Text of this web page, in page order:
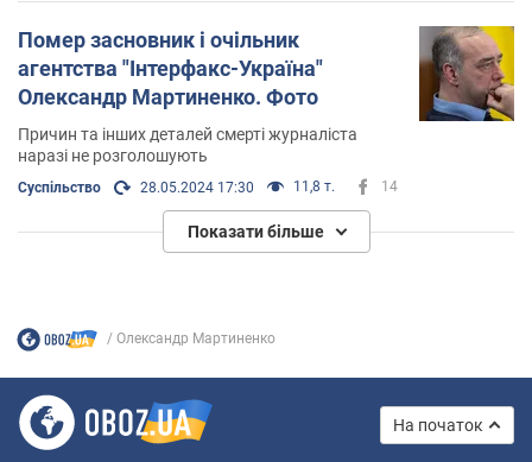
Помер засновник і очільник
агентства "Інтерфакс-Україна"
Олександр Мартиненко. Фото
Причин та інших деталей смерті журналіста
наразі не розголошують
Суспільство 28.05.2024 17:30 11,8 т. 14
Показати більше
Олександр Мартиненко
На початок